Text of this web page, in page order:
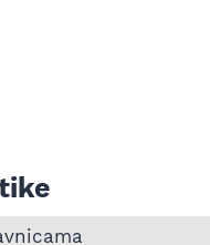
prednja